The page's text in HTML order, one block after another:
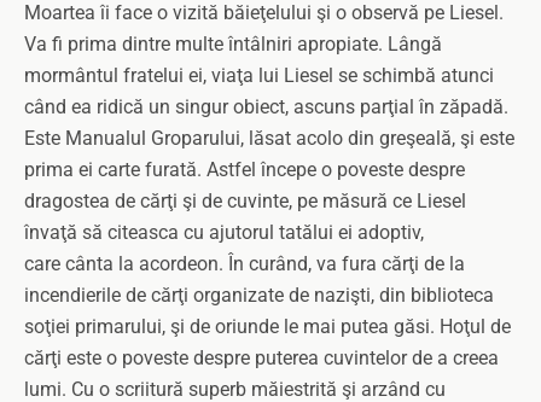
Moartea îi face o vizită băieţelului şi o observă pe Liesel.
Va fi prima dintre multe întâlniri apropiate. Lângă
mormântul fratelui ei, viaţa lui Liesel se schimbă atunci
când ea ridică un singur obiect, ascuns parţial în zăpadă.
Este Manualul Groparului, lăsat acolo din greşeală, şi este
prima ei carte furată. Astfel începe o poveste despre
dragostea de cărţi şi de cuvinte, pe măsură ce Liesel
învaţă să citeasca cu ajutorul tatălui ei adoptiv,
care cânta la acordeon. În curând, va fura cărţi de la
incendierile de cărţi organizate de nazişti, din biblioteca
soţiei primarului, şi de oriunde le mai putea găsi. Hoţul de
cărţi este o poveste despre puterea cuvintelor de a creea
lumi. Cu o scriitură superb măiestrită şi arzând cu